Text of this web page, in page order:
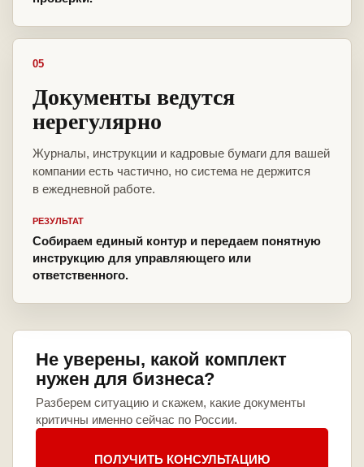
05
Документы ведутся
нерегулярно
Журналы, инструкции и кадровые бумаги для вашей
компании есть частично, но система не держится
в ежедневной работе.
РЕЗУЛЬТАТ
Собираем единый контур и передаем понятную
инструкцию для управляющего или
ответственного.
Не уверены, какой комплект
нужен для бизнеса?
Разберем ситуацию и скажем, какие документы
критичны именно сейчас по России.
ПОЛУЧИТЬ КОНСУЛЬТАЦИЮ